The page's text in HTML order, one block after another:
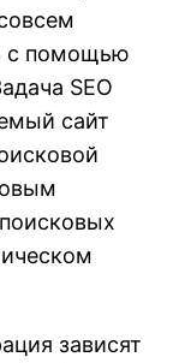
с помощью
SEO
сайт
зависят